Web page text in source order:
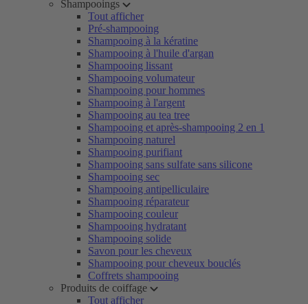
Shampooings
Tout afficher
Pré-shampooing
Shampooing à la kératine
Shampooing à l'huile d'argan
Shampooing lissant
Shampooing volumateur
Shampooing pour hommes
Shampooing à l'argent
Shampooing au tea tree
Shampooing et après-shampooing 2 en 1
Shampooing naturel
Shampooing purifiant
Shampooing sans sulfate sans silicone
Shampooing sec
Shampooing antipelliculaire
Shampooing réparateur
Shampooing couleur
Shampooing hydratant
Shampooing solide
Savon pour les cheveux
Shampooing pour cheveux bouclés
Coffrets shampooing
Produits de coiffage
Tout afficher